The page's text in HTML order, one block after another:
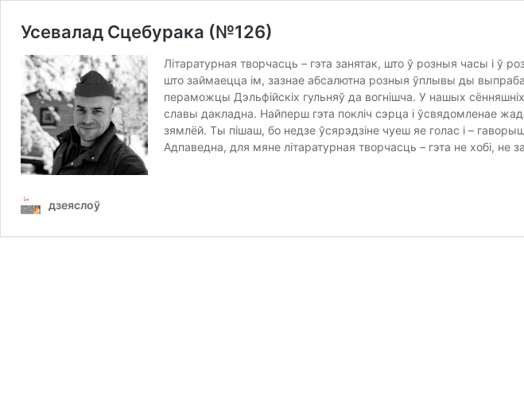
Усевалад Сцебурака (№126)
Літаратурная творчасць – гэта занятак, што ў розныя часы і ў
што займаецца ім, зазнае абсалютна розныя ўплывы ды
пераможцы Дэльфійскіх гульняў да вогнішча. У нашых
славы дакладна. Найперш гэта покліч сэрца і ўсвядомленае
зямлёй. Ты пішаш, бо недзе ўсярэдзіне чуеш яе голас і –
Адпаведна, для мяне літаратурная творчасць – гэта не хобі,
дзеяслоў